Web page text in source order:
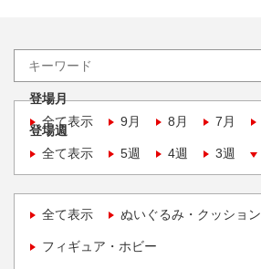
登場月
全て表示
9月 8月 7月
登場週
全て表示
5週 4週 3週
全て表示 ぬいぐるみ・クッション
フィギュア・ホビー